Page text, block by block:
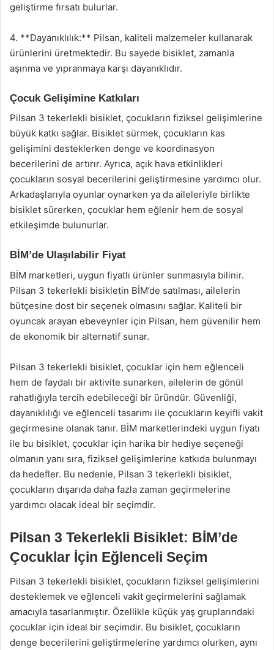
geliştirme fırsatı bulurlar.
4. **Dayanıklılık:** Pilsan, kaliteli malzemeler kullanarak
ürünlerini üretmektedir. Bu sayede bisiklet, zamanla
aşınma ve yıpranmaya karşı dayanıklıdır.
Çocuk Gelişimine Katkıları
Pilsan 3 tekerlekli bisiklet, çocukların fiziksel gelişimlerine
büyük katkı sağlar. Bisiklet sürmek, çocukların kas
gelişimini desteklerken denge ve koordinasyon
becerilerini de artırır. Ayrıca, açık hava etkinlikleri
çocukların sosyal becerilerini geliştirmesine yardımcı olur.
Arkadaşlarıyla oyunlar oynarken ya da aileleriyle birlikte
bisiklet sürerken, çocuklar hem eğlenir hem de sosyal
etkileşimde bulunurlar.
BİM’de Ulaşılabilir Fiyat
BİM marketleri, uygun fiyatlı ürünler sunmasıyla bilinir.
Pilsan 3 tekerlekli bisikletin BİM’de satılması, ailelerin
bütçesine dost bir seçenek olmasını sağlar. Kaliteli bir
oyuncak arayan ebeveynler için Pilsan, hem güvenilir hem
de ekonomik bir alternatif sunar.
Pilsan 3 tekerlekli bisiklet, çocuklar için hem eğlenceli
hem de faydalı bir aktivite sunarken, ailelerin de gönül
rahatlığıyla tercih edebileceği bir üründür. Güvenliği,
dayanıklılığı ve eğlenceli tasarımı ile çocukların keyifli vakit
geçirmesine olanak tanır. BİM marketlerindeki uygun fiyatı
ile bu bisiklet, çocuklar için harika bir hediye seçeneği
olmanın yanı sıra, fiziksel gelişimlerine katkıda bulunmayı
da hedefler. Bu nedenle, Pilsan 3 tekerlekli bisiklet,
çocukların dışarıda daha fazla zaman geçirmelerine
yardımcı olacak ideal bir seçimdir.
Pilsan 3 Tekerlekli Bisiklet: BİM’de
Çocuklar İçin Eğlenceli Seçim
Pilsan 3 tekerlekli bisiklet, çocukların fiziksel gelişimlerini
desteklemek ve eğlenceli vakit geçirmelerini sağlamak
amacıyla tasarlanmıştır. Özellikle küçük yaş gruplarındaki
çocuklar için ideal bir seçimdir. Bu bisiklet, çocukların
denge becerilerini geliştirmelerine yardımcı olurken, aynı